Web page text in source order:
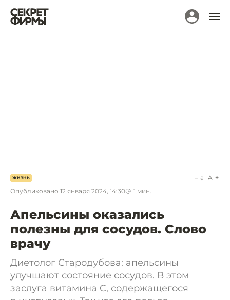
ЖИЗНЬ
Опубликовано 12 января 2024, 14:30 1 мин.
a A
Апельсины оказались
полезны для сосудов. Слово
врачу
Диетолог Стародубова: апельсины
улучшают состояние сосудов. В этом
заслуга витамина C, содержащегося